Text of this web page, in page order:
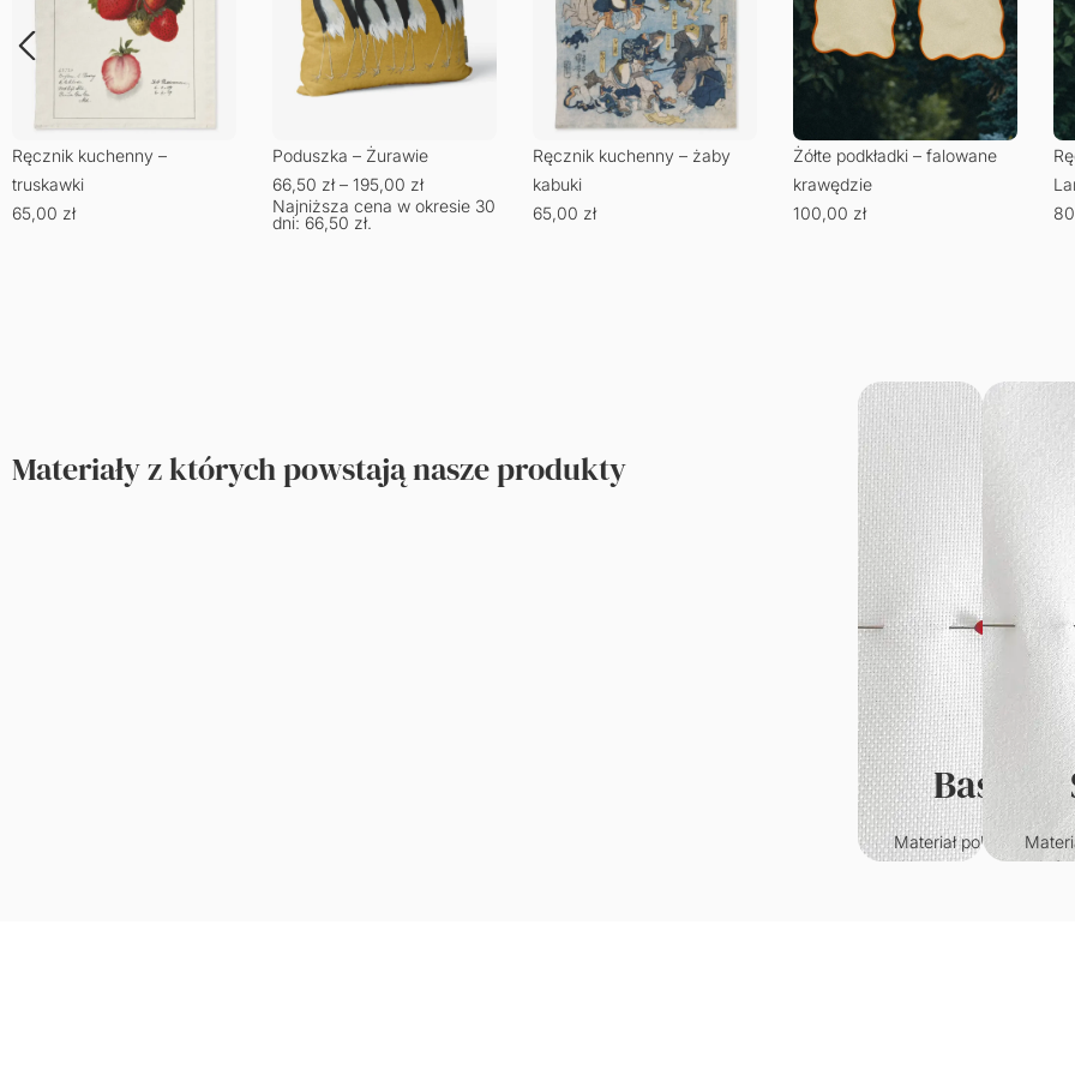
Ręcznik kuchenny –
truskawki
65,00 zł
Poduszka – Żurawie
66,50 zł – 195,00 zł
Najniższa cena w okresie 30
dni: 66,50 zł.
Ręcznik kuchenny – żaby
kabuki
65,00 zł
Żółte podkładki – falowane
krawędzie
100,00 zł
Materiały z których powstają nasze produkty
Basic
Materiał poliestrowy o
klasycznym splocie.